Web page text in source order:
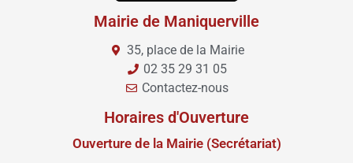
Mairie de Maniquerville
35, place de la Mairie
02 35 29 31 05
Contactez-nous
Horaires d'Ouverture
Ouverture de la Mairie (Secrétariat)